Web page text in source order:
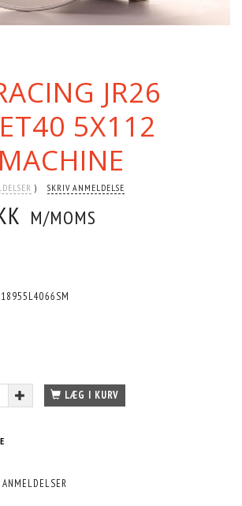
JR26
5X112
SKRIV ANMELDELSE
M/MOMS
LÆG I KURV
ANMELDELSER